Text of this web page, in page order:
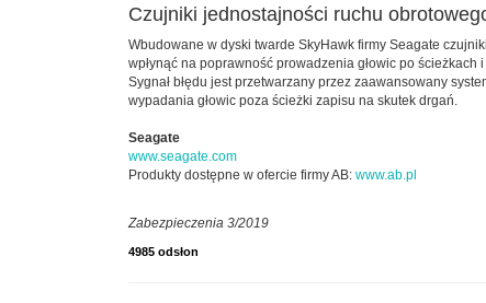
Czujniki jednostajności ruchu
Wbudowane w dyski twarde SkyHawk firmy Seagate
wpłynąć na poprawność prowadzenia głowic po ścieżkach
Sygnał błędu jest przetwarzany przez zaawansowany
wypadania głowic poza ścieżki zapisu na skutek drgań.
Seagate
www.seagate.com
Produkty dostępne w ofercie firmy AB: www.ab.pl
Zabezpieczenia 3/2019
4985 odsłon